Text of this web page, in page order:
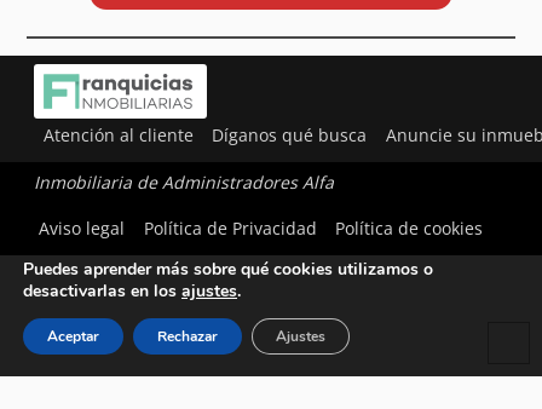
Atención al cliente Díganos qué busca Anuncie su
Inmobiliaria de Administradores Alfa
Aviso legal
Política de Privacidad Política de cookies
Utilizamos cookies para ofrecerte la mejor experiencia en
Puedes aprender más sobre qué cookies utilizamos o
desactivarlas en los ajustes.
Aceptar Rechazar Ajustes